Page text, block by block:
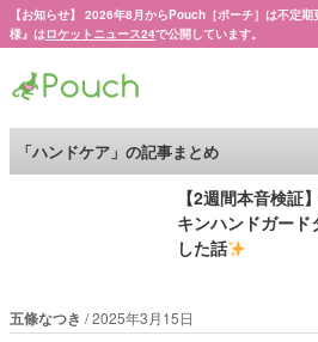
【お知らせ】 2026年8月からPouch［ポーチ］は不定
様』はロケットニュース24で公開しています。
「ハンドケア」の記事まとめ
【2週間本音検証
キンハンドガー
した話
五條なつき 2025年3月15日